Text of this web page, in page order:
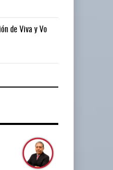
enfrenta rezagos ...
de Viva y Vo